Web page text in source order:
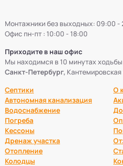
Монтажники без выходных: 09:00 -
Офис пн-пт : 10:00 - 18:00
Приходите в наш офис
Мы находимся в 10 минутах
Санкт-Петербург,
Септики
Автономная канализация
Водоснабжение
Погреба
Кессоны
Дренаж участка
Отопление
Колодцы
О